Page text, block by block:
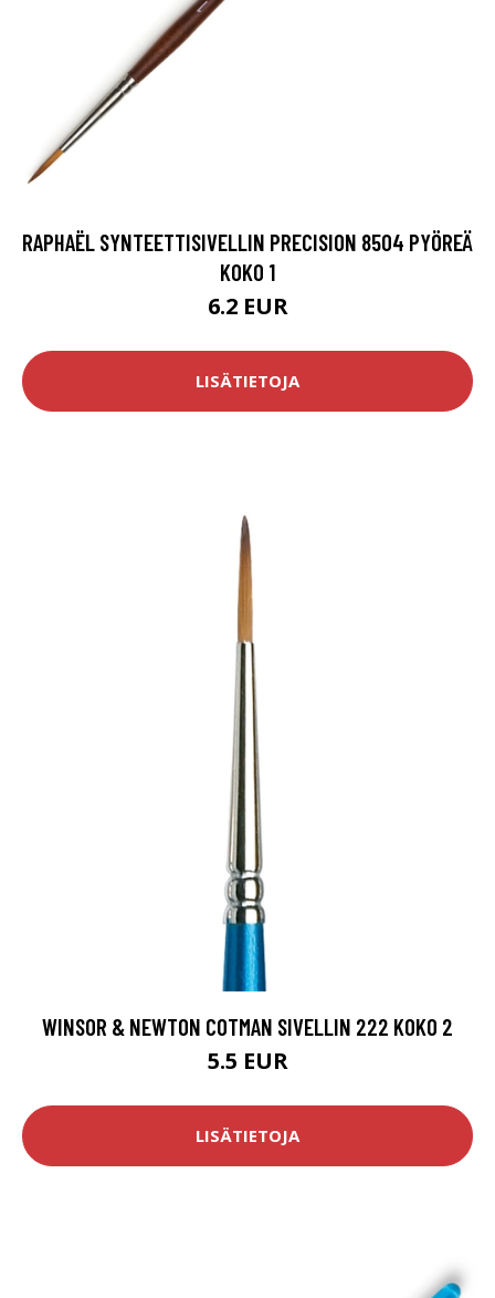
RAPHAËL SYNTEETTISIVELLIN PRECISION 8504 PYÖREÄ
KOKO 1
6.2 EUR
LISÄTIETOJA
WINSOR & NEWTON COTMAN SIVELLIN 222 KOKO 2
5.5 EUR
LISÄTIETOJA